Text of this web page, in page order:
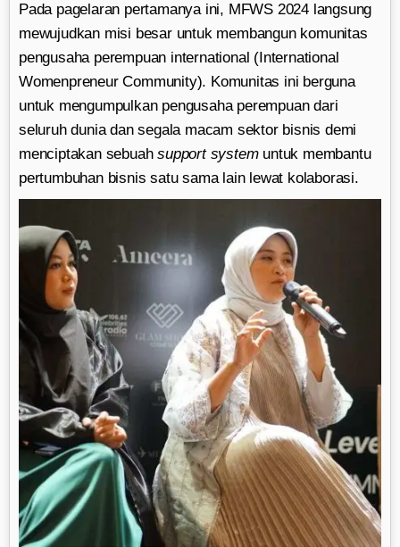
Pada pagelaran pertamanya ini, MFWS 2024 langsung
mewujudkan misi besar untuk membangun komunitas
pengusaha perempuan international (International
Womenpreneur Community). Komunitas ini berguna
untuk mengumpulkan pengusaha perempuan dari
seluruh dunia dan segala macam sektor bisnis demi
menciptakan sebuahsupport systemuntuk membantu
pertumbuhan bisnis satu sama lain lewat kolaborasi.